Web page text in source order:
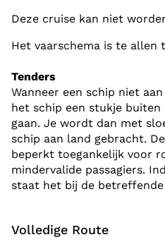
Deze cruise kan niet
Het vaarschema is te allen
Tenders
Wanneer een schip niet
het schip een stukje buiten
gaan. Je wordt dan met
schip aan land gebracht.
beperkt toegankelijk voor
mindervalide passagiers.
staat het bij de betreffende
Volledige Route